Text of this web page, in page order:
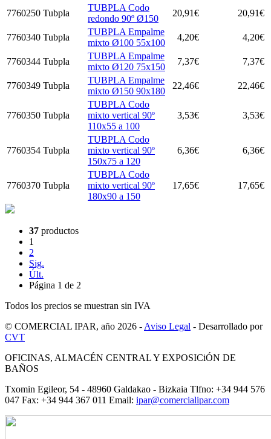
7760250 Tubpla
TUBPLA Codo
redondo 90º Ø150
20,91€ 20,91€
7760340 Tubpla
TUBPLA Empalme
mixto Ø100 55x100
4,20€ 4,20€
7760344 Tubpla
TUBPLA Empalme
mixto Ø120 75x150
7,37€ 7,37€
7760349 Tubpla
TUBPLA Empalme
mixto Ø150 90x180
22,46€ 22,46€
7760350 Tubpla
TUBPLA Codo
mixto vertical 90º
110x55 a 100
3,53€ 3,53€
7760354 Tubpla
TUBPLA Codo
mixto vertical 90º
150x75 a 120
6,36€ 6,36€
7760370 Tubpla
TUBPLA Codo
mixto vertical 90º
180x90 a 150
17,65€ 17,65€
37 productos
1
2
Sig.
Últ.
Página 1 de 2
Todos los precios se muestran sin IVA
© COMERCIAL IPAR, año 2026 - Aviso Legal - Desarrollado por
CVT
OFICINAS, ALMACÉN CENTRAL Y EXPOSICiÓN DE
BAÑOS
Txomin Egileor, 54 - 48960 Galdakao - Bizkaia Tlfno: +34 944 576
047 Fax: +34 944 367 011 Email: ipar@comercialipar.com